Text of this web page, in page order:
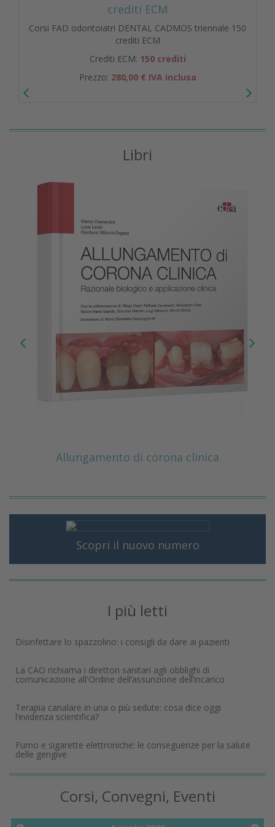
crediti ECM
Corsi FAD odontoiatri DENTAL CADMOS triennale 150
crediti ECM
Crediti ECM: 150 crediti
Prezzo: 280,00 € IVA inclusa
Libri
Allungamento di corona clinica
Scopri il nuovo numero
I più letti
Disinfettare lo spazzolino: i consigli da dare ai pazienti
La CAO richiama i direttori sanitari agli obblighi di
comunicazione all'Ordine dell’assunzione dell’incarico
Terapia canalare in una o più sedute: cosa dice oggi
l’evidenza scientifica?
Fumo e sigarette elettroniche: le conseguenze per la salute
delle gengive
Corsi, Convegni, Eventi